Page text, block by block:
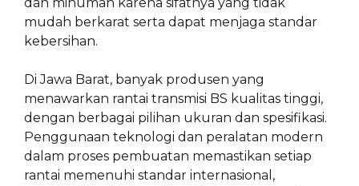
mudah berkarat serta dapat menjaga standar
kebersihan.
Di Jawa Barat, banyak produsen yang
menawarkan rantai transmisi BS kualitas tinggi,
dengan berbagai pilihan ukuran dan spesifikasi.
Penggunaan teknologi dan peralatan modern
dalam proses pembuatan memastikan setiap
rantai memenuhi standar internasional,